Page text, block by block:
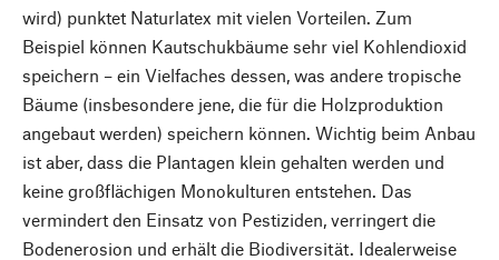
wird) punktet Naturlatex mit vielen Vorteilen. Zum
Beispiel können Kautschukbäume sehr viel Kohlendioxid
speichern – ein Vielfaches dessen, was andere tropische
Bäume (insbesondere jene, die für die Holzproduktion
angebaut werden) speichern können. Wichtig beim Anbau
ist aber, dass die Plantagen klein gehalten werden und
keine großflächigen Monokulturen entstehen. Das
vermindert den Einsatz von Pestiziden, verringert die
Bodenerosion und erhält die Biodiversität. Idealerweise